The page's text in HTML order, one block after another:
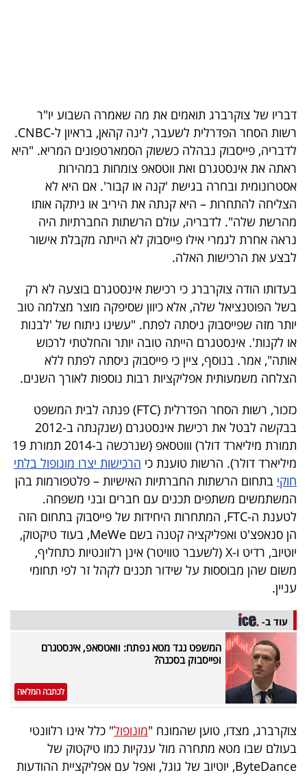
40
UNDER
40
שיתופי
פעולה
דרושים
ניוזלטרים
מייל
אדום
פרסמו
באייס
עקבו
אחרינו:
דבריו של צוקרברג תואמים את מה שאמרה השבוע יו"ר
רשות הסחר הפדרלית לשעבר, לינה קהאן, בראיון ל-CNBC.
לדבריה, פייסבוק נבהלה כששוק הסמארטפונים המריא. "היא
ראתה את אינסטגרם ואת ווטסאפ צומחות במהירות
אסטרונומית ובחרה בגישת 'קנה או קבור'. אם היא לא
הצליחה להתחרות – היא קנתה את היריב או ניתקה אותו
מהרשת שלה". לדבריה, עולם הרשתות החברתיות היה
נראה אחרת לגמרי אילו פייסבוק לא הייתה מקבלת אישור
לבצע את הרכישות האלה.
בעדותו הודה צוקרברג כי רכישת אינסטגרם בוצעה לא רק
בשל הפוטנציאל שלה, אלא כיוון שסיפקה מוצר מצלמה טוב
יותר מזה שפייסבוק ניסתה לפתח. "עשינו ניתוח של 'לבנות
או לקנות'. אינסטגרם הייתה טובה יותר והחלטתי לרכוש
אותה", אמר. בנוסף, ציין כי פייסבוק ניסתה לפתח ללא
הצלחה משמעותית אפליקציות רבות נוספות לאורך השנים.
כזכור, רשות הסחר הפדרלית (FTC) פנתה לבית המשפט
בבקשה לבטל את רכישת אינסטגרם (שנקנתה ב-2012
תמורת מיליארד דולר) וווטסאפ (שנרכשה ב-2014 תמורת 19
מיליארד דולר). הרשות טוענת כי הרכישות יצרו מונופול בלתי
חוקי בתחום הרשתות החברתיות האישיות – פלטפורמות בהן
המשתמשים משתפים תכנים עם חברים ובני משפחה.
לטענת ה-FTC, המתחרות היחידות של פייסבוק בתחום הזה
הן סנאפצ'ט ואפליקציה קטנה בשם MeWe, בעוד טיקטוק,
יוטיוב, רדיט ו-X (לשעבר טוויטר) אינן רלוונטיות כתחליף,
משום שהן מבוססות על שידור תכנים לקהל זר לפי תחומי
עניין.
עוד ב-
המשפט נגד מטא נפתח: וואטסאפ, אינסטגרם
ופייסבוק בסכנה?
לכתבה המלאה
צוקרברג, מצדו, טוען שהמונח "מונופול" כלל אינו רלוונטי
בעולם שבו מטא מתחרה מול ענקיות כמו טיקטוק של
ByteDance, יוטיוב של גוגל, ואפל עם אפליקציית ההודעות